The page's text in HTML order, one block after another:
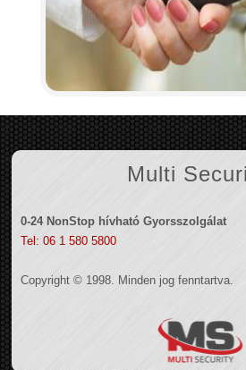
Multi
0-24 NonStop hívható Gyorsszolgálat
Tel: 06 1 580 5800
Copyright © 1998. Minden jog fenntartva.